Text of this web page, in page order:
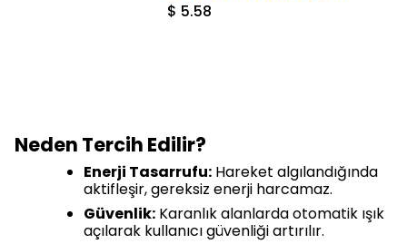
$ 5.58
Neden Tercih Edilir?
Enerji Tasarrufu: Hareket algılandığında
aktifleşir, gereksiz enerji harcamaz.
Güvenlik: Karanlık alanlarda otomatik ışık
açılarak kullanıcı güvenliği artırılır.